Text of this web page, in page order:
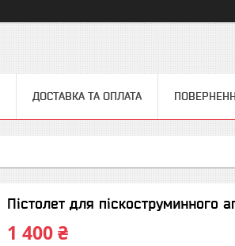
ДОСТАВКА ТА ОПЛАТА
Пістолет для піскоструминного
1 400 ₴